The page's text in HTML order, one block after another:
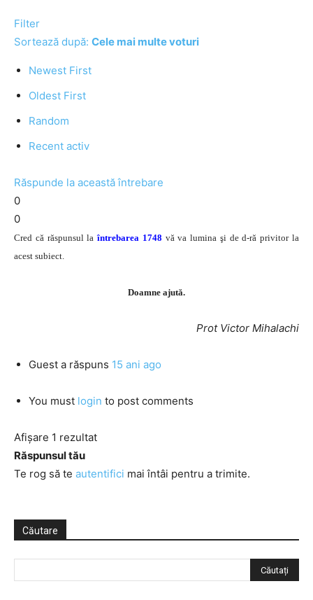
Filter
Sortează după: Cele mai multe voturi
Newest First
Oldest First
Random
Recent activ
Răspunde la această întrebare
0
0
Cred că răspunsul la întrebarea 1748 vă va lumina şi de d-ră privitor la
acest subiect.
Doamne ajută.
Prot Victor Mihalachi
Guest a răspuns 15 ani ago
You must login to post comments
Afișare 1 rezultat
Răspunsul tău
Te rog să te autentifici mai întâi pentru a trimite.
Căutare